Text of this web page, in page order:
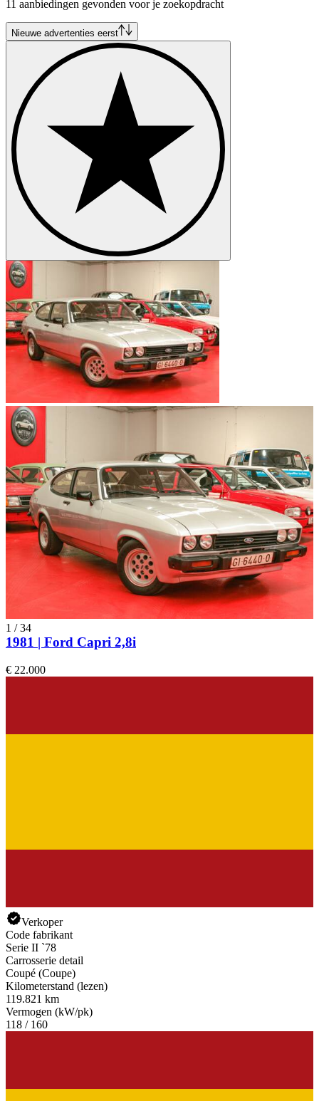
11 aanbiedingen gevonden voor je zoekopdracht
Nieuwe advertenties eerst
1 /34
1981 | Ford Capri 2,8i
€ 22.000
Verkoper
Code fabrikant
Serie II `78
Carrosserie detail
Coupé (Coupe)
Kilometerstand (lezen)
119.821 km
Vermogen (kW/pk)
118 / 160